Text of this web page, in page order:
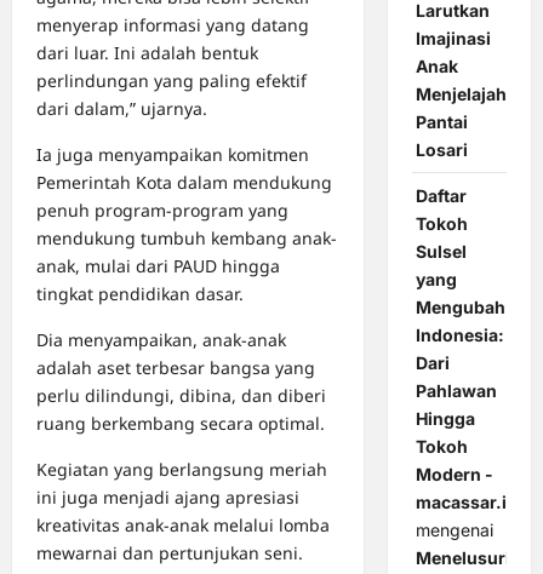
menyerap informasi yang datang
dari luar. Ini adalah bentuk
perlindungan yang paling efektif
dari dalam,” ujarnya.
Ia juga menyampaikan komitmen
Pemerintah Kota dalam mendukung
penuh program-program yang
mendukung tumbuh kembang anak-
anak, mulai dari PAUD hingga
tingkat pendidikan dasar.
Dia menyampaikan, anak-anak
adalah aset terbesar bangsa yang
perlu dilindungi, dibina, dan diberi
ruang berkembang secara optimal.
Kegiatan yang berlangsung meriah
ini juga menjadi ajang apresiasi
kreativitas anak-anak melalui lomba
mewarnai dan pertunjukan seni.
Larutkan
Imajinasi
Anak
Menjelajah
Pantai
Losari
Daftar
Tokoh
Sulsel
yang
Mengubah
Indonesia:
Dari
Pahlawan
Hingga
Tokoh
Modern -
macassar.id
mengenai
Menelusuri